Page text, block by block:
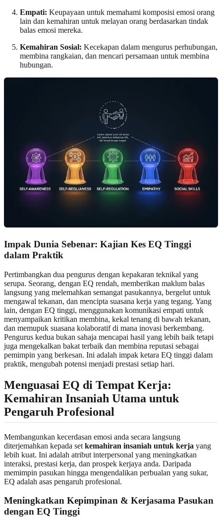
Empati: Keupayaan untuk memahami komposisi emosi orang
lain dan kemahiran untuk melayan orang berdasarkan tindak
balas emosi mereka.
Kemahiran Sosial: Kecekapan dalam mengurus perhubungan,
membina rangkaian, dan mencari persamaan untuk membina
hubungan.
Impak Dunia Sebenar: Kajian Kes EQ Tinggi
dalam Praktik
Pertimbangkan dua pengurus dengan kepakaran teknikal yang
serupa. Seorang, dengan EQ rendah, memberikan maklum balas
langsung yang melemahkan semangat pasukannya, bergelut untuk
mengawal tekanan, dan mencipta suasana kerja yang tegang. Yang
lain, dengan EQ tinggi, menggunakan komunikasi empati untuk
menyampaikan kritikan membina, kekal tenang di bawah tekanan,
dan memupuk suasana kolaboratif di mana inovasi berkembang.
Pengurus kedua bukan sahaja mencapai hasil yang lebih baik tetapi
juga mengekalkan bakat terbaik dan membina reputasi sebagai
pemimpin yang berkesan. Ini adalah impak ketara EQ tinggi dalam
praktik, mengubah potensi menjadi prestasi setiap hari.
Menguasai EQ di Tempat Kerja:
Kemahiran Insaniah Utama untuk
Pengaruh Profesional
Membangunkan kecerdasan emosi anda secara langsung
diterjemahkan kepada set kemahiran insaniah untuk kerja yang
lebih kuat. Ini adalah atribut interpersonal yang meningkatkan
interaksi, prestasi kerja, dan prospek kerjaya anda. Daripada
memimpin pasukan hingga mengendalikan perbualan yang sukar,
EQ adalah asas pengaruh profesional.
Meningkatkan Kepimpinan & Kerjasama Pasukan
dengan EQ Tinggi